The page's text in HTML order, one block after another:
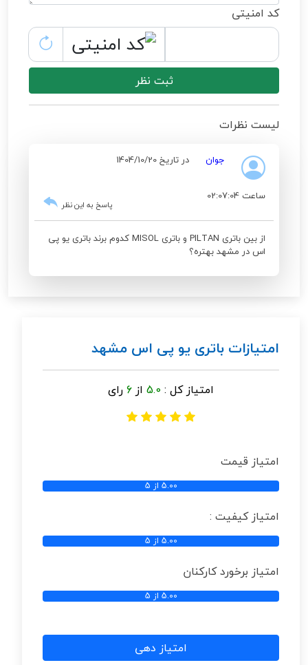
کد امنیتی
ثبت نظر
لیست نظرات
جوان در تاریخ 1404/10/20
ساعت 02:07:04
پاسخ به این نظر
از بین باتری PILTAN و باتری MISOL کدوم برند باتری یو پی
اس در مشهد بهتره؟
امتیازات باتری یو پی اس مشهد
امتیاز کل : 5.0 از6رای
امتیاز قیمت
5.00 از 5
امتیاز کیفیت :
5.00 از 5
امتیاز برخورد کارکنان
5.00 از 5
امتیاز دهی